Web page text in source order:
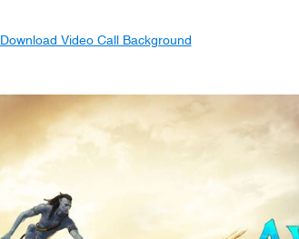
Download Video Call Background